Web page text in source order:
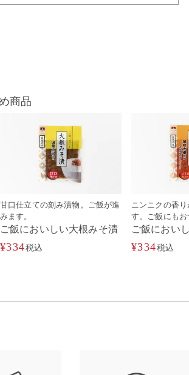
商品
甘口仕立ての刻み漬物。ご飯が進
みます。
ご飯においしい大根みそ漬
¥334税込
ニンニクの香
す。ご飯にもお
ご飯におい
¥334税込